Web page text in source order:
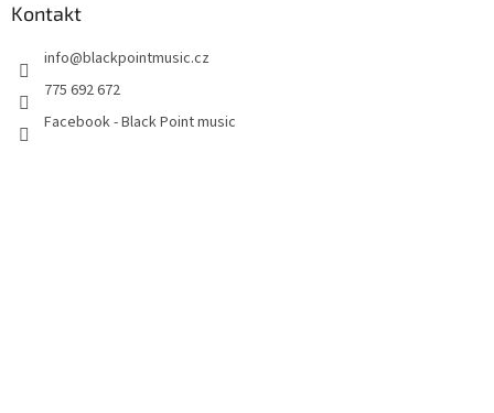
Kontakt
info@blackpointmusic.cz
775 692 672
Facebook - Black Point music